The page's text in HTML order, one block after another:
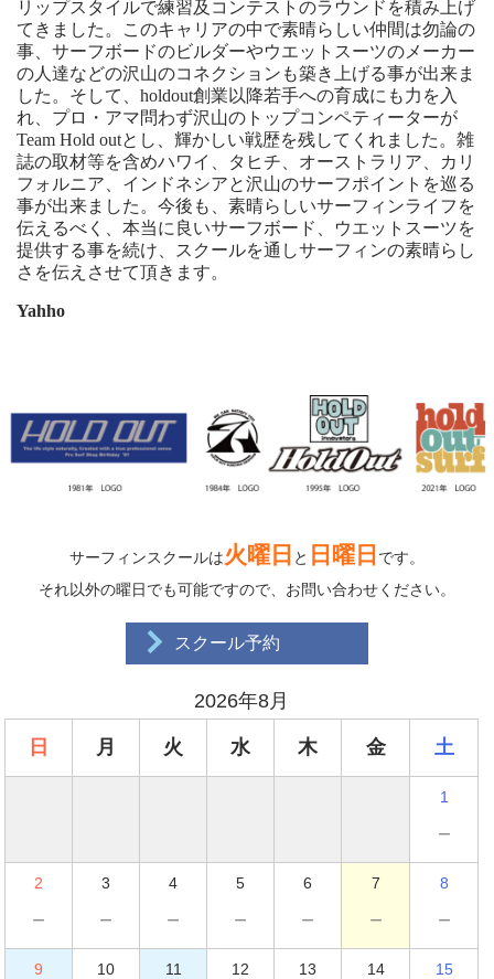
リップスタイルで練習及コンテストのラウンドを積み上げ
てきました。このキャリアの中で素晴らしい仲間は勿論の
事、サーフボードのビルダーやウエットスーツのメーカー
の人達などの沢山のコネクションも築き上げる事が出来ま
した。そして、holdout創業以降若手への育成にも力を入
れ、プロ・アマ問わず沢山のトップコンペティーターが
Team Hold outとし、輝かしい戦歴を残してくれました。雑
誌の取材等を含めハワイ、タヒチ、オーストラリア、カリ
フォルニア、インドネシアと沢山のサーフポイントを巡る
事が出来ました。今後も、素晴らしいサーフィンライフを
伝えるべく、本当に良いサーフボード、ウエットスーツを
提供する事を続け、スクールを通しサーフィンの素晴らし
さを伝えさせて頂きます。
Yahho
サーフィンスクールは 火曜日 と 日曜日 です。
それ以外の曜日でも可能ですので、お問い合わせください。
スクール予約
2026年8月
日 月 火 水 木 金 土
1
－
2
－
3
－
4
－
5
－
6
－
7
－
8
－
9 10 11 12 13 14 15